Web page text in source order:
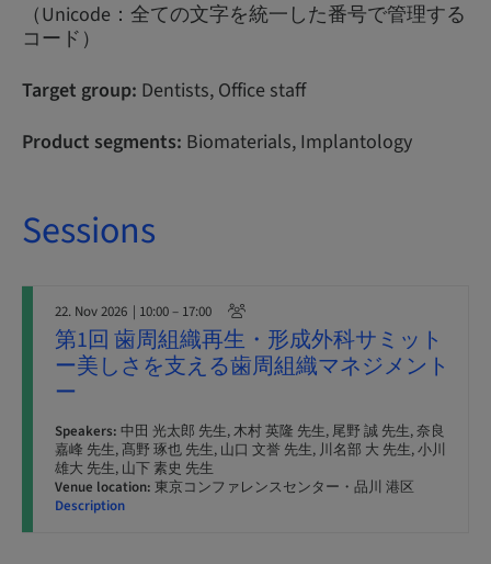
（Unicode：全ての文字を統一した番号で管理する
コード）
Target group: Dentists, Office staff
Product segments: Biomaterials, Implantology
Sessions
22. Nov 2026 | 10:00 – 17:00
第1回 歯周組織再生・形成外科サミット
ー美しさを支える歯周組織マネジメント
ー
Speakers: 中田 光太郎 先生, 木村 英隆 先生, 尾野 誠 先生, 奈良
嘉峰 先生, 髙野 琢也 先生, 山口 文誉 先生, 川名部 大 先生, 小川
雄大 先生, 山下 素史 先生
Venue location: 東京コンファレンスセンター・品川 港区
Description